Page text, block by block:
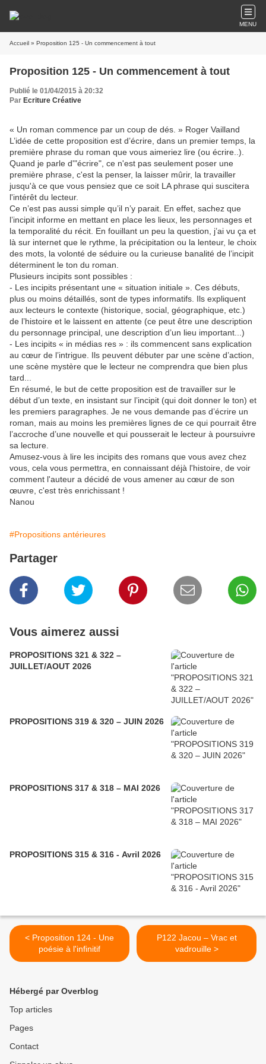
MENU
Accueil » Proposition 125 - Un commencement à tout
Proposition 125 - Un commencement à tout
Publié le 01/04/2015 à 20:32
Par Ecriture Créative
« Un roman commence par un coup de dés. » Roger Vailland
L’idée de cette proposition est d’écrire, dans un premier temps, la
première phrase du roman que vous aimeriez lire (ou écrire..).
Quand je parle d'"écrire", ce n'est pas seulement poser une
première phrase, c'est la penser, la laisser mûrir, la travailler
jusqu'à ce que vous pensiez que ce soit LA phrase qui suscitera
l'intérêt du lecteur.
Ce n’est pas aussi simple qu’il n’y parait. En effet, sachez que
l’incipit informe en mettant en place les lieux, les personnages et
la temporalité du récit. En fouillant un peu la question, j’ai vu ça et
là sur internet que le rythme, la précipitation ou la lenteur, le choix
des mots, la volonté de séduire ou la curieuse banalité de l’incipit
déterminent le ton du roman.
Plusieurs incipits sont possibles :
- Les incipits présentant une « situation initiale ». Ces débuts,
plus ou moins détaillés, sont de types informatifs. Ils expliquent
aux lecteurs le contexte (historique, social, géographique, etc.)
de l’histoire et le laissent en attente (ce peut être une description
du personnage principal, une description d’un lieu important...)
- Les incipits « in médias res » : ils commencent sans explication
au cœur de l’intrigue. Ils peuvent débuter par une scène d’action,
une scène mystère que le lecteur ne comprendra que bien plus
tard...
En résumé, le but de cette proposition est de travailler sur le
début d’un texte, en insistant sur l’incipit (qui doit donner le ton) et
les premiers paragraphes. Je ne vous demande pas d’écrire un
roman, mais au moins les premières lignes de ce qui pourrait être
l’accroche d’une nouvelle et qui pousserait le lecteur à poursuivre
sa lecture.
Amusez-vous à lire les incipits des romans que vous avez chez
vous, cela vous permettra, en connaissant déjà l'histoire, de voir
comment l'auteur a décidé de vous amener au cœur de son
œuvre, c'est très enrichissant !
Nanou
#Propositions antérieures
Partager
Vous aimerez aussi
PROPOSITIONS 321 & 322 –
JUILLET/AOUT 2026
PROPOSITIONS 319 & 320 – JUIN 2026
PROPOSITIONS 317 & 318 – MAI 2026
PROPOSITIONS 315 & 316 - Avril 2026
< Proposition 124 - Une
poésie à l'infinitif
P122 Jacou – Vrac et
vadrouille >
Hébergé par Overblog
Top articles
Pages
Contact